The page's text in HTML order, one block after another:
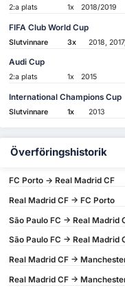
2:a plats
1x 2018/2019
FIFA Club World Cup
Slutvinnare 3x 2018,
Audi Cup
2:a plats 1x 2015
International Champions Cup
Slutvinnare 1x 2013
Överföringshistorik
FC Porto -> Real Madrid CF
Real Madrid CF -> FC Porto
São Paulo FC -> Real Madrid
São Paulo FC -> Real Madrid
Real Madrid CF ->
Real Madrid CF ->